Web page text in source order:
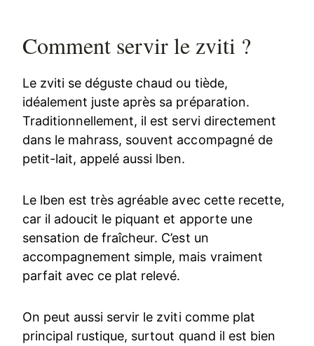
Comment servir le zviti ?
Le zviti se déguste chaud ou tiède,
idéalement juste après sa préparation.
Traditionnellement, il est servi directement
dans le mahrass, souvent accompagné de
petit-lait, appelé aussi lben.
Le lben est très agréable avec cette recette,
car il adoucit le piquant et apporte une
sensation de fraîcheur. C’est un
accompagnement simple, mais vraiment
parfait avec ce plat relevé.
On peut aussi servir le zviti comme plat
principal rustique, surtout quand il est bien